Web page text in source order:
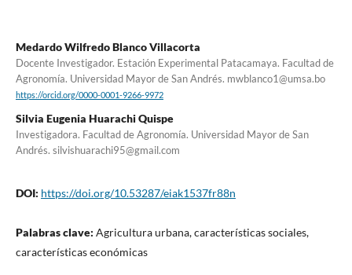
Medardo Wilfredo Blanco Villacorta
Docente Investigador. Estación Experimental Patacamaya. Facultad de
Agronomía. Universidad Mayor de San Andrés. mwblanco1@umsa.bo
https://orcid.org/0000-0001-9266-9972
Silvia Eugenia Huarachi Quispe
Investigadora. Facultad de Agronomía. Universidad Mayor de San
Andrés. silvishuarachi95@gmail.com
DOI: https://doi.org/10.53287/eiak1537fr88n
Palabras clave: Agricultura urbana, características sociales,
características económicas